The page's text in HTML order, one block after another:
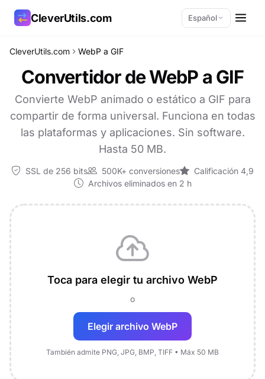
CleverUtils.com Español
CleverUtils.com WebP a GIF
Convertidor de WebP a GIF
Convierte WebP animado o estático a GIF para
compartir de forma universal. Funciona en todas
las plataformas y aplicaciones. Sin software.
Hasta 50 MB.
SSL de 256 bits 500K+ conversiones
Calificación 4,9
Archivos eliminados en 2 h
Toca para elegir tu archivo WebP
o
Elegir archivo WebP
También admite PNG, JPG, BMP, TIFF • Máx 50 MB
Copiar enlace